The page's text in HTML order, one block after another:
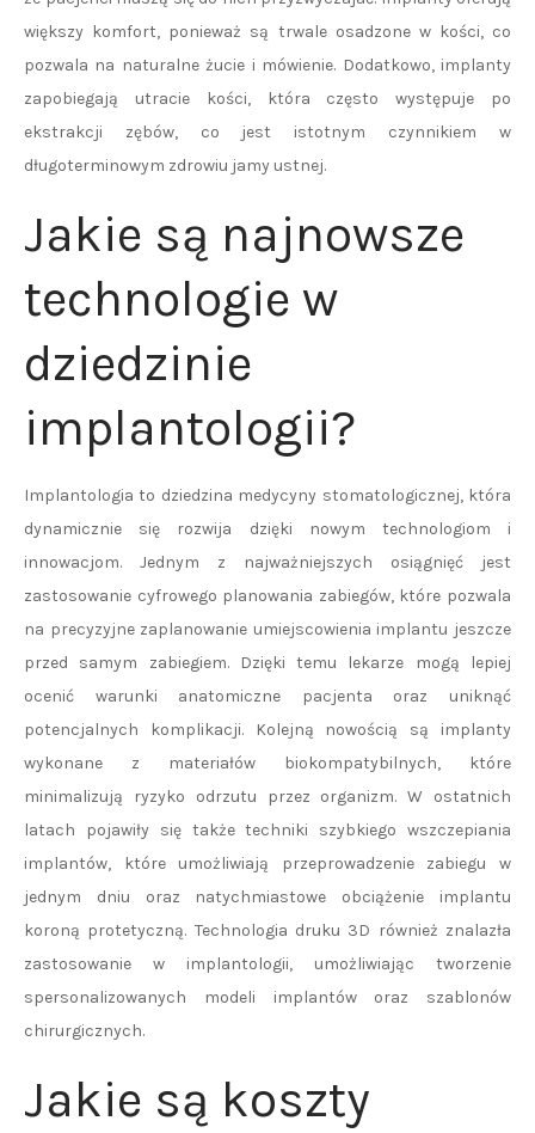
większy komfort, ponieważ są trwale osadzone w kości, co
pozwala na naturalne żucie i mówienie. Dodatkowo, implanty
zapobiegają utracie kości, która często występuje po
ekstrakcji zębów, co jest istotnym czynnikiem w
długoterminowym zdrowiu jamy ustnej.
Jakie są najnowsze
technologie w
dziedzinie
implantologii?
Implantologia to dziedzina medycyny stomatologicznej, która
dynamicznie się rozwija dzięki nowym technologiom i
innowacjom. Jednym z najważniejszych osiągnięć jest
zastosowanie cyfrowego planowania zabiegów, które pozwala
na precyzyjne zaplanowanie umiejscowienia implantu jeszcze
przed samym zabiegiem. Dzięki temu lekarze mogą lepiej
ocenić warunki anatomiczne pacjenta oraz uniknąć
potencjalnych komplikacji. Kolejną nowością są implanty
wykonane z materiałów biokompatybilnych, które
minimalizują ryzyko odrzutu przez organizm. W ostatnich
latach pojawiły się także techniki szybkiego wszczepiania
implantów, które umożliwiają przeprowadzenie zabiegu w
jednym dniu oraz natychmiastowe obciążenie implantu
koroną protetyczną. Technologia druku 3D również znalazła
zastosowanie w implantologii, umożliwiając tworzenie
spersonalizowanych modeli implantów oraz szablonów
chirurgicznych.
Jakie są koszty